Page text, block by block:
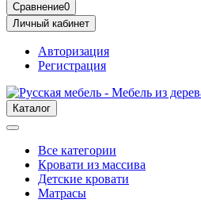
Сравнение0
Личный кабинет
Авторизация
Регистрация
Каталог
Все категории
Кровати из массива
Детские кровати
Матрасы